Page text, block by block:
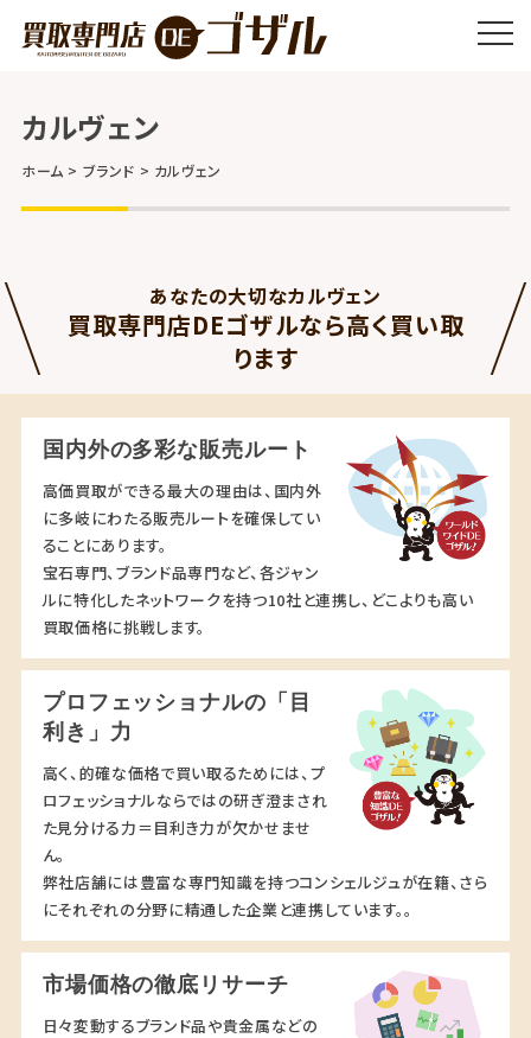
カルヴェン
ホーム ブランド カルヴェン
あなたの大切なカルヴェン
買取専門店DEゴザルなら高く買い取
ります
国内外の多彩な販売ルート
高価買取ができる最大の理由は、国内外
に多岐にわたる販売ルートを確保してい
ることにあります。
宝石専門、ブランド品専門など、各ジャン
ルに特化したネットワークを持つ10社と連携し、どこよりも高い
買取価格に挑戦します。
プロフェッショナルの「目
利き」力
高く、的確な価格で買い取るためには、プ
ロフェッショナルならではの研ぎ澄まされ
た見分ける力＝目利き力が欠かせませ
ん。
弊社店舗には豊富な専門知識を持つコンシェルジュが在籍、さら
にそれぞれの分野に精通した企業と連携しています。。
市場価格の徹底リサーチ
日々変動するブランド品や貴金属などの